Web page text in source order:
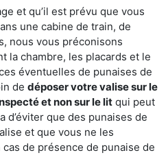
et qu’il est prévu que vous
une cabine de train, de
nous vous préconisons
la chambre, les placards et le
éventuelles de punaises de
de déposer votre valise sur le
et non sur le lit qui peut
d’éviter que des punaises de
et que vous ne les
de présence de punaise de